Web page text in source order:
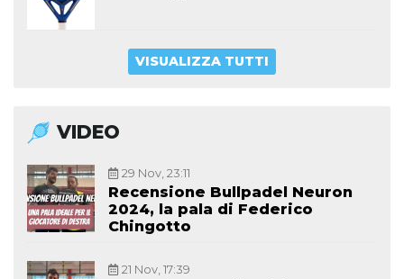
VISUALIZZA TUTTI
VIDEO
29 Nov, 23:11
Recensione Bullpadel Neuron
2024, la pala di Federico
Chingotto
21 Nov, 17:39